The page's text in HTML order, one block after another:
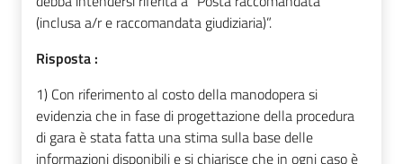
(inclusa a/r e raccomandata giudiziaria)”.
Risposta :
1) Con riferimento al costo della manodopera si
evidenzia che in fase di progettazione della procedura
di gara è stata fatta una stima sulla base delle
informazioni disponibili e si chiarisce che in ogni caso è